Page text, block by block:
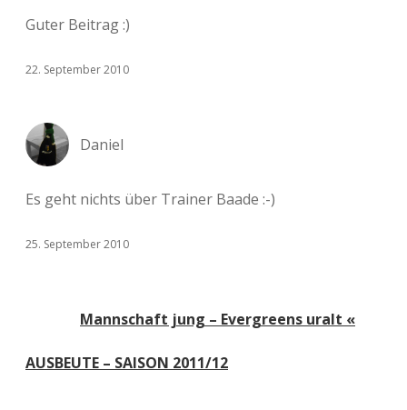
Guter Beitrag :)
22. September 2010
Daniel
Es geht nichts über Trainer Baade :-)
25. September 2010
Mannschaft jung – Evergreens uralt «
AUSBEUTE – SAISON 2011/12